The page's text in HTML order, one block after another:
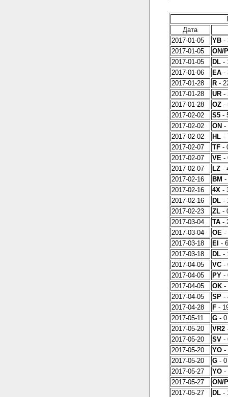
Дата
2017-01-05
YB-
2017-01-05
ON/
2017-01-05
DL-
2017-01-06
EA-
2017-01-28
R-
2017-01-28
UR-
2017-01-28
OZ-
2017-02-02
S5-
2017-02-02
ON-
2017-02-02
HL-
2017-02-07
TF-
2017-02-07
VE -
2017-02-07
LZ-
2017-02-16
BM -
2017-02-16
4X -
2017-02-16
DL-
2017-02-23
ZL-
2017-03-04
TA-
2017-03-04
OE -
2017-03-18
EI -
2017-03-18
DL-
2017-04-05
VC-
2017-04-05
PY-
2017-04-05
OK-
2017-04-05
SP-
2017-04-28
F-
2017-05-11
G- 0
2017-05-20
VR2
2017-05-20
SV-
2017-05-20
YO-
2017-05-20
G- 0
2017-05-27
YO-
2017-05-27
ON/
2017-05-27
DL-